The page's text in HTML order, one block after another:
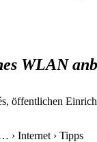
WLAN
öffentlichen
› Internet › Tipps